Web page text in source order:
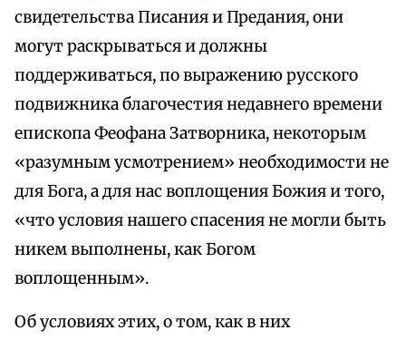
свидетельства Писания и Предания, они
могут раскрываться и должны
поддерживаться, по выражению русского
подвижника благочестия недавнего времени
епископа Феофана Затворника, некоторым
«разумным усмотрением» необходимости не
для Бога, а для нас воплощения Божия и того,
«что условия нашего спасения не могли быть
никем выполнены, как Богом
воплощенным».
Об условиях этих, о том, как в них